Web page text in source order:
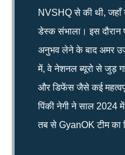
NVSHQ से की थी,
डेस्क संभाला। इस दौरान
अनुभव लेने के बाद अमर
में, वे नेशनल ब्यूरो से जुड़
और डिफेंस जैसे कई महत्वपूर्ण
पिंकी नेगी ने साल 2024
तब से GyanOK टीम का